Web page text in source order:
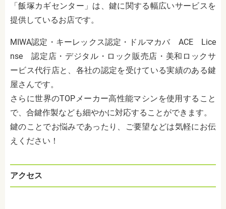
「飯塚カギセンター」は、鍵に関する幅広いサービスを
提供しているお店です。
MIWA認定・キーレックス認定・ドルマカバ ACE Lice
nse 認定店・デジタル・ロック販売店・美和ロックサ
ービス代行店と、各社の認定を受けている実績のある鍵
屋さんです。
さらに世界のTOPメーカー高性能マシンを使用すること
で、合鍵作製なども細やかに対応することができます。
鍵のことでお悩みであったり、ご要望などは気軽にお伝
えください！
アクセス